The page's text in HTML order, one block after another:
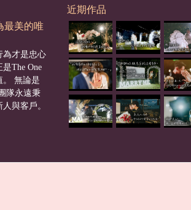
最美的唯
為才是忠心
The One
。 無論是
隊永遠秉
與客戶。
近期作品